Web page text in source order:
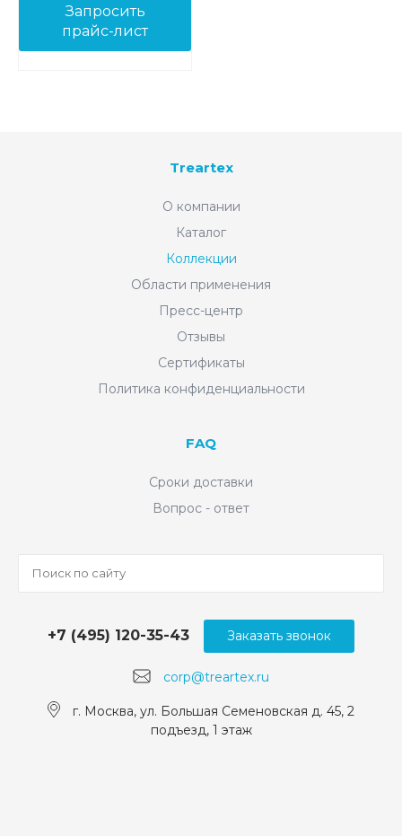
Запросить
прайс-лист
Treartex
О компании
Каталог
Коллекции
Области применения
Пресс-центр
Отзывы
Сертификаты
Политика конфиденциальности
FAQ
Сроки доставки
Вопрос - ответ
corp@treartex.ru
+7 (495) 120-35-43
г. Москва, ул. Большая Семеновская д. 45, 2
подъезд, 1 этаж
Заказать звонок